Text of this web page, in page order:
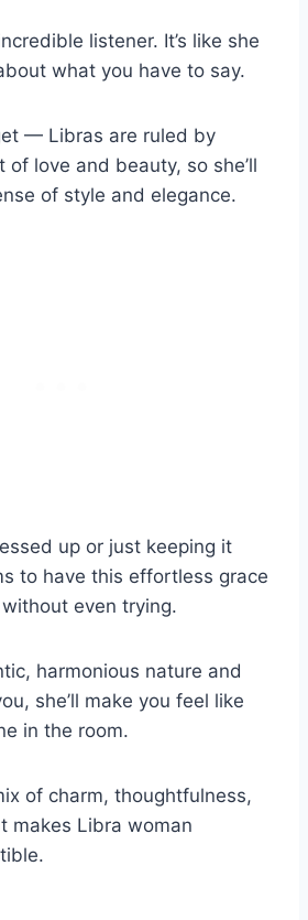
listener. It’s like she
what you have to say.
— Libras are ruled by
of love and beauty, so she’ll
of style and elegance.
up or just keeping it
to have this effortless grace
even trying.
harmonious nature and
she’ll make you feel like
in the room.
of charm, thoughtfulness,
makes Libra woman